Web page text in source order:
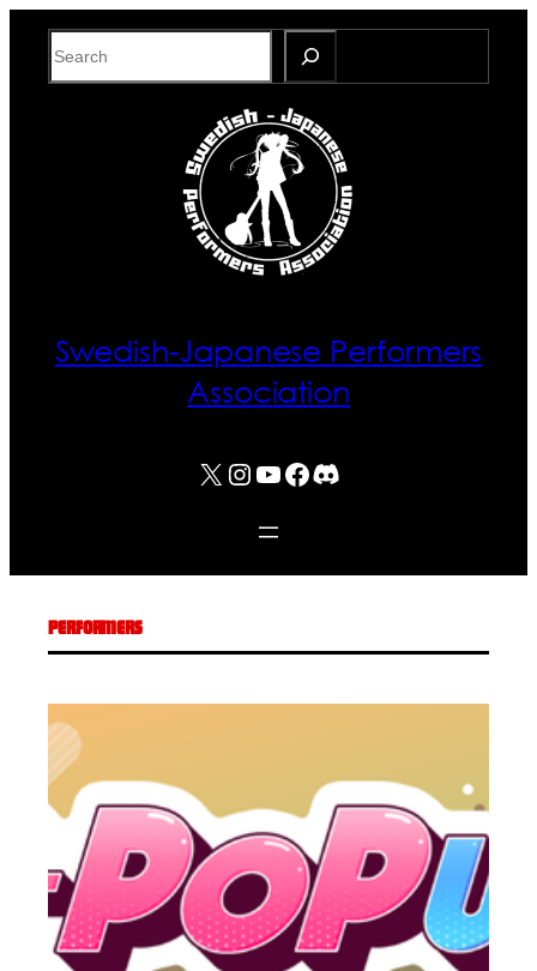
content
Swedish-Japanese Performers
Association
X Instagram
YouTube
Facebook
Discord
PERFORMERS